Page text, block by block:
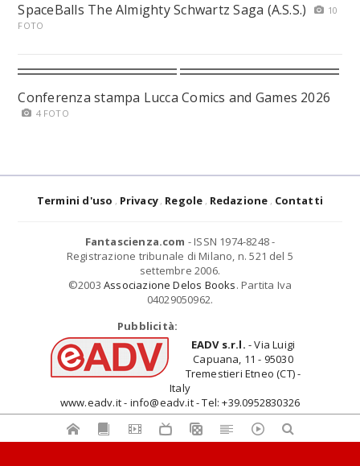
SpaceBalls The Almighty Schwartz Saga (A.S.S.)
10
FOTO
Conferenza stampa Lucca Comics and Games 2026
4 FOTO
Termini d'uso Privacy Regole Redazione Contatti
Fantascienza.com - ISSN 1974-8248 -
Registrazione tribunale di Milano, n. 521 del 5
settembre 2006.
©2003 Associazione Delos Books. Partita Iva
04029050962.
Pubblicità:
EADV s.r.l. - Via Luigi
Capuana, 11 - 95030
Tremestieri Etneo (CT) -
Italy
www.eadv.it - info@eadv.it - Tel: +39.0952830326